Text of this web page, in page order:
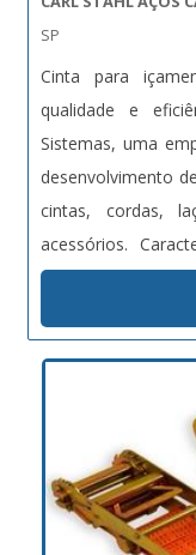
SP
Cinta para
qualidade e
Sistemas, uma
desenvolvimento
cintas, cordas,
acessórios.
carga? A Cinta
matéria-prima o
corpo duplo,